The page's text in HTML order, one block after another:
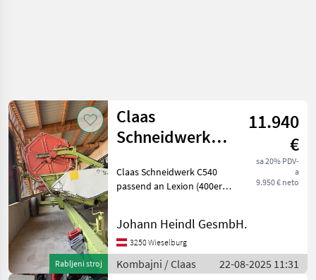
Rabljeni stroj
Claas
Schneidwerk
11.940
€
sa 20% PDV-
a
9.950 € neto
Claas Schneidwerk C540
passend an Lexion (400er
Haspelantrieb mit
Reservemesser mit
Transportwagen sofort Ein
Johann Heindl GesmbH.
3250 Wieselburg
Kombajni / Claas 22-08-2025 11:31